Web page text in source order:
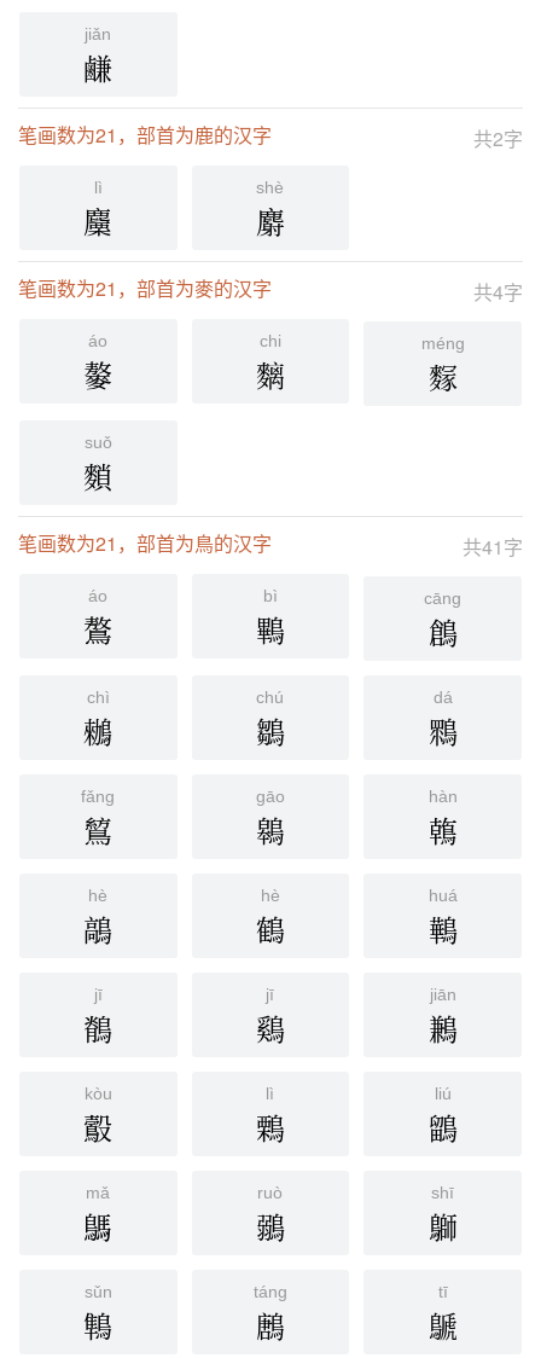
jiǎn
鹻
共2字
笔画数为21，部首为鹿的汉字
lì
麜
shè
麝
共4字
笔画数为21，部首为麥的汉字
áo
䵅
chi
麶
méng
䴿
suǒ
䵀
共41字
笔画数为21，部首为鳥的汉字
áo
鷔
bì
鷝
cāng
鶬
chì
䳵
chú
鶵
dá
䳴
fǎng
鶭
gāo
鷎
hàn
鶾
hè
鶮
hè
鶴
huá
鷨
jī
鶺
jī
鷄
jiān
鶼
kòu
鷇
lì
鷅
liú
鶹
mǎ
鷌
ruò
鶸
shī
鶳
sǔn
鶽
táng
鶶
tī
鷈